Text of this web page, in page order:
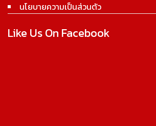
นโยบายความเป็นส่วนตัว
Like Us On Facebook